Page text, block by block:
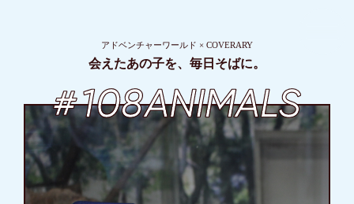
アドベンチャーワールド × COVERARY
会えたあの子を、毎日そばに。